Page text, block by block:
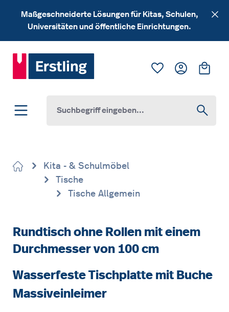
Zum Hauptinhalt springen
Maßgeschneiderte Lösungen für Kitas, Schulen,
Universitäten und öffentliche Einrichtungen.
Du hast 0
Kita - & Schulmöbel
Tische
Tische Allgemein
Rundtisch ohne Rollen mit einem
Durchmesser von 100 cm
Wasserfeste Tischplatte mit Buche
Massiveinleimer